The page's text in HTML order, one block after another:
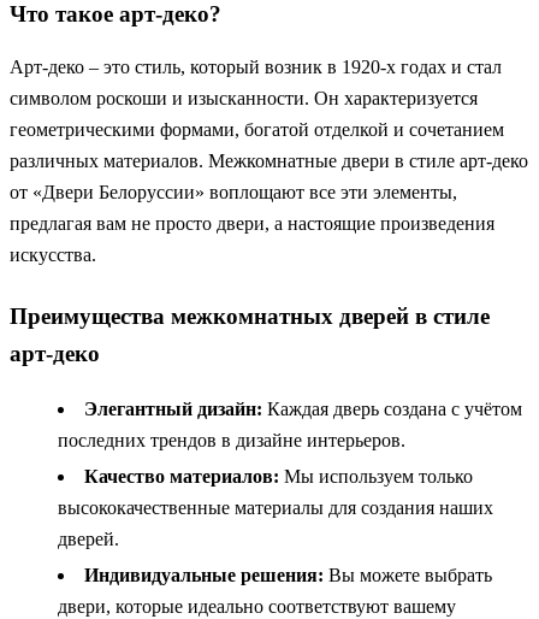
Что такое арт-деко?
Арт-деко – это стиль, который возник в 1920-х годах и стал
символом роскоши и изысканности. Он характеризуется
геометрическими формами, богатой отделкой и сочетанием
различных материалов. Межкомнатные двери в стиле арт-деко
от «Двери Белоруссии» воплощают все эти элементы,
предлагая вам не просто двери, а настоящие произведения
искусства.
Преимущества межкомнатных дверей в стиле
арт-деко
Элегантный дизайн: Каждая дверь создана с учётом
последних трендов в дизайне интерьеров.
Качество материалов: Мы используем только
высококачественные материалы для создания наших
дверей.
Индивидуальные решения: Вы можете выбрать
двери, которые идеально соответствуют вашему